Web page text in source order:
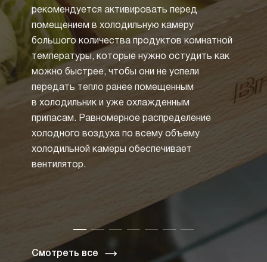
рекомендуется активировать перед
помещением в холодильную камеру
большого количества продуктов комнатной
температуры, которые нужно остудить как
можно быстрее, чтобы они не успели
передать тепло ранее помещенным
в холодильник и уже охлажденным
припасам. Равномерное распределение
холодного воздуха по всему объему
холодильной камеры обеспечивает
вентилятор.
от
Смотреть все